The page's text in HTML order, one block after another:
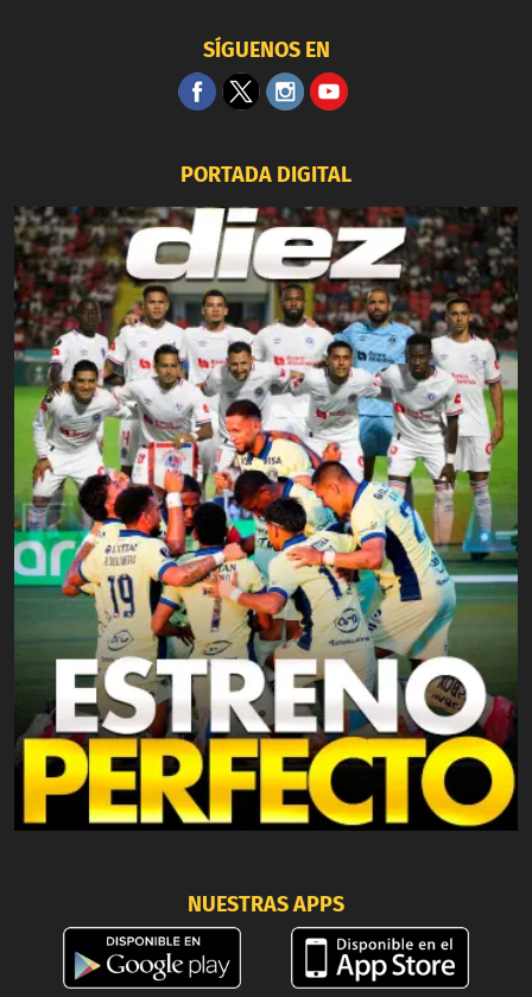
SÍGUENOS EN
PORTADA DIGITAL
NUESTRAS APPS